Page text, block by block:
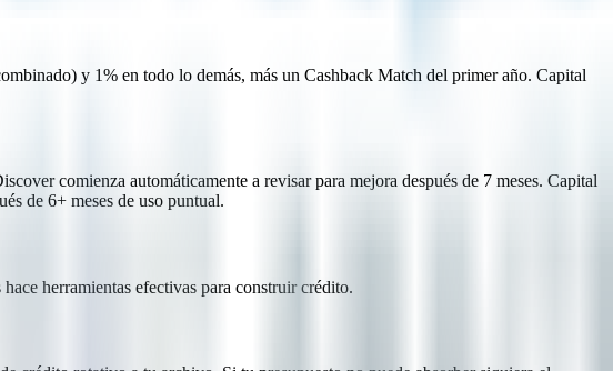
y 1% en todo lo demás, más un Cashback Match del primer año. Capital
comienza automáticamente a revisar para mejora después de 7 meses. Capital
de 6+ meses de uso puntual.
herramientas efectivas para construir crédito.